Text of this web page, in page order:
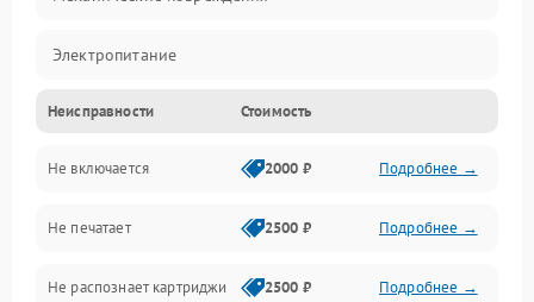
Электропитание
Работа системы
Механика
Оптика
Программное обеспечение
Неисправности Стоимость
Не включается 2000 ₽ Подробнее →
Не печатает 2500 ₽ Подробнее →
Не распознает картриджи 2500 ₽ Подробнее →